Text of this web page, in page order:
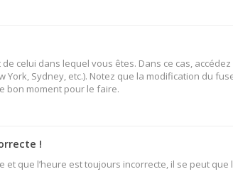
celui dans lequel vous êtes. Dans ce cas, accédez
Sydney, etc.). Notez que la modification du
bon moment pour le faire.
!
que l’heure est toujours incorrecte, il se peut